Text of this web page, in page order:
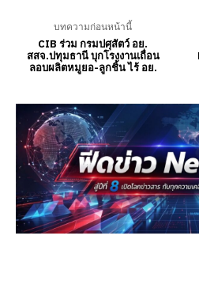
บทความก่อนหน้านี้
CIB ร่วม กรมปศุสัตว์ อย.
สสจ.ปทุมธานี บุกโรงงานเถื่อน
ลอบผลิตหมูยอ-ลูกชิ้น ไร้ อย.